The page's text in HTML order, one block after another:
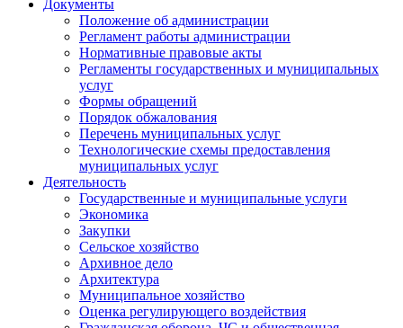
Документы
Положение об администрации
Регламент работы администрации
Нормативные правовые акты
Регламенты государственных и муниципальных
услуг
Формы обращений
Порядок обжалования
Перечень муниципальных услуг
Технологические схемы предоставления
муниципальных услуг
Деятельность
Государственные и муниципальные услуги
Экономика
Закупки
Сельское хозяйство
Архивное дело
Архитектура
Муниципальное хозяйство
Оценка регулирующего воздействия